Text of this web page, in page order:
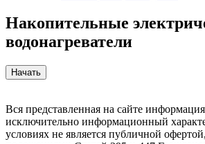
Накопительные
водонагреватели
Вся представленная на сайте
исключительно информационный
условиях не является публичной